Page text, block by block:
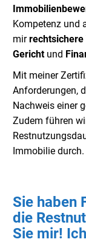
Kompetenz und
mir
Gerichtund
Mit meiner
Anforderungen,
Nachweis einer
Zudem führen
Immobilie durch.
Sie haben
die
Sie mir!